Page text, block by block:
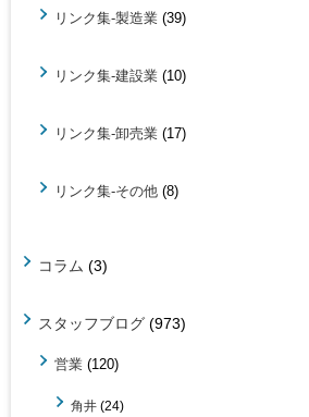
リンク集-製造業 (39)
リンク集-建設業 (10)
リンク集-卸売業 (17)
リンク集-その他 (8)
コラム (3)
スタッフブログ (973)
営業 (120)
角井 (24)